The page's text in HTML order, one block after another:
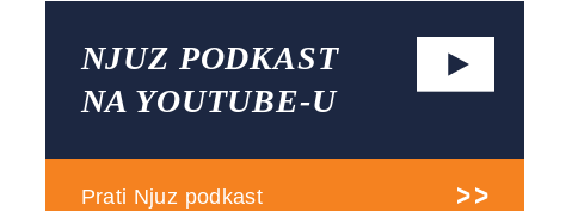
NJUZ PODKAST
NA YOUTUBE-U
Prati Njuz podkast